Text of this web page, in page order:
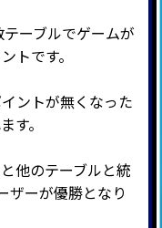
ーブルでゲームが
トです。
ントが無くなった
す。
他のテーブルと統
ザーが優勝となり